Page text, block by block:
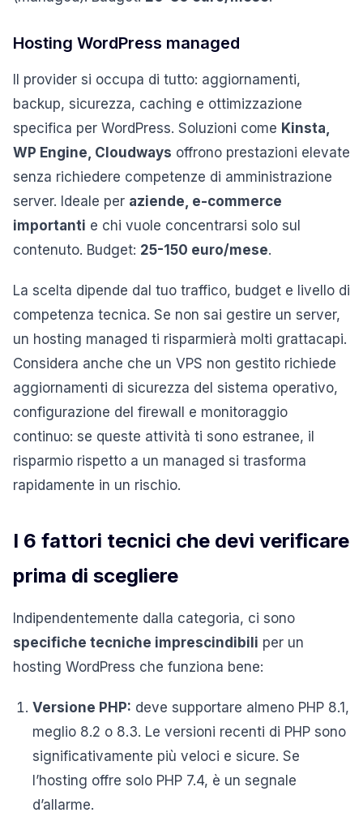
Hosting WordPress managed
Il provider si occupa di tutto: aggiornamenti,
backup, sicurezza, caching e ottimizzazione
specifica per WordPress. Soluzioni come Kinsta,
WP Engine, Cloudways offrono prestazioni elevate
senza richiedere competenze di amministrazione
server. Ideale per aziende, e-commerce
importanti e chi vuole concentrarsi solo sul
contenuto. Budget: 25-150 euro/mese.
La scelta dipende dal tuo traffico, budget e livello di
competenza tecnica. Se non sai gestire un server,
un hosting managed ti risparmierà molti grattacapi.
Considera anche che un VPS non gestito richiede
aggiornamenti di sicurezza del sistema operativo,
configurazione del firewall e monitoraggio
continuo: se queste attività ti sono estranee, il
risparmio rispetto a un managed si trasforma
rapidamente in un rischio.
I 6 fattori tecnici che devi verificare
prima di scegliere
Indipendentemente dalla categoria, ci sono
specifiche tecniche imprescindibili per un
hosting WordPress che funziona bene:
Versione PHP: deve supportare almeno PHP 8.1,
meglio 8.2 o 8.3. Le versioni recenti di PHP sono
significativamente più veloci e sicure. Se
l’hosting offre solo PHP 7.4, è un segnale
d’allarme.